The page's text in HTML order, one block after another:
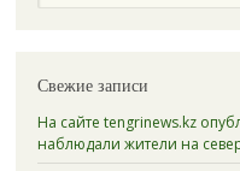
Свежие записи
На сайте tengrinews.kz
наблюдали жители на